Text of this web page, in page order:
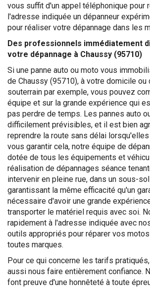
vous suffit d'un appel téléphonique pour
l'adresse indiquée un dépanneur
pour réaliser votre dépannage dans les
Des professionnels immédiatement
votre dépannage à Chaussy (95710)
Si une panne auto ou moto vous
de Chaussy (95710), à votre domicile ou
souterrain par exemple, vous pouvez
équipe et sur la grande expérience qui
pas perdre de temps. Les pannes auto
difficilement prévisibles, et il est bien
reprendre la route sans délai
vous garantir cela, notre équipe de
dotée de tous les équipements et
réalisation de dépannages séance
intervenir en pleine rue, dans un sous-
garantissant la même efficacité qu'un
nécessaire d'avoir une grande
transporter le matériel requis avec soi.
rapidement à l'adresse indiquée avec
outils appropriés pour réparer vos
toutes marques.
Pour ce qui concerne les tarifs
aussi nous faire entièrement confiance.
font preuve d'une honnêteté à toute